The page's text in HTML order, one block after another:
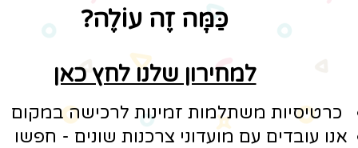
כַּמָּה זֶה עוֹלֶה?
​למחירון שלנו לחץ כאן​
כרטיסיות משתלמות זמינות לרכישה במקום
אנו עובדים עם מועדוני צרכנות שונים - חפשו